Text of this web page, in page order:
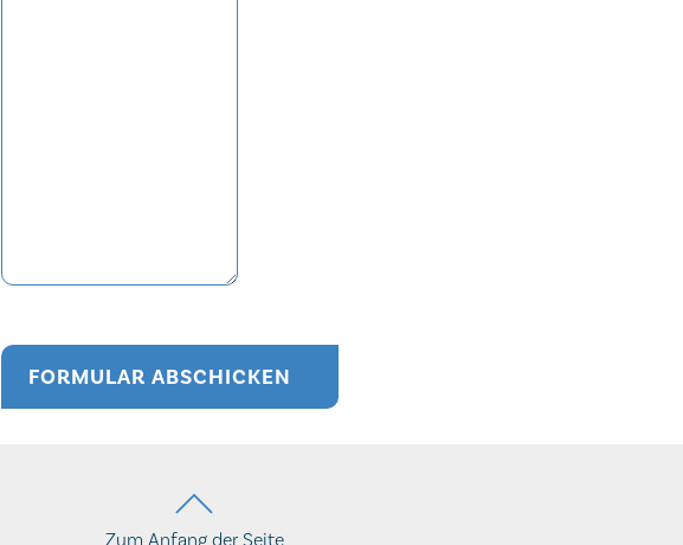
FORMULAR ABSCHICKEN
Zum Anfang der Seite